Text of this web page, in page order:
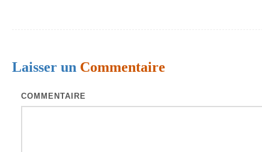
a
Laisser un Commentaire
COMMENTAIRE